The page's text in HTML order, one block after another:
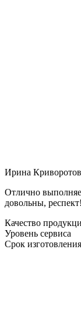
Ирина
Отлично
довольны,
Качество
Уровень сервиса
Срок изготовления